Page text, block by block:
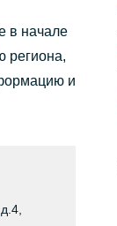
в начале
региона,
и